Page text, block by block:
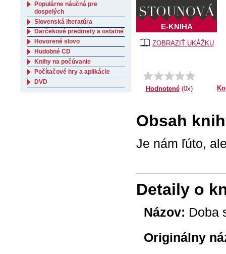
ZOBRAZIŤ UKÁŽKU
E-KNIHA
Hodnotené(0x)
Obsah
Je nám ľúto,
Detaily o
Názov: Doba
Originálny
Populárne náučná pre
dospelých
Slovenská literatúra
Darčekové predmety a ostatné
Hovorené slovo
Hudobné CD
Knihy na počúvanie
Počítačové hry a aplikácie
DVD